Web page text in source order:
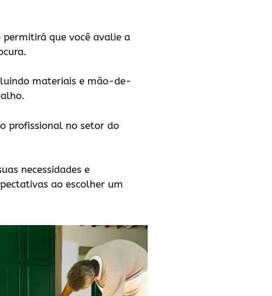
que você avalie a
materiais e mão-de-
profissional no setor do
necessidades e
ao escolher um